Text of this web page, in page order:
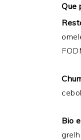
Que
Bio